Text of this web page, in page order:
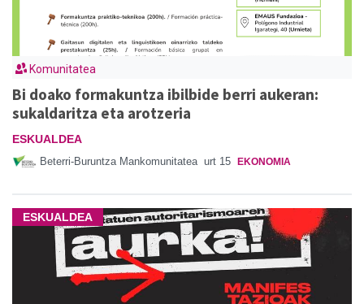
Komunitatea
Bi doako formakuntza ibilbide berri aukeran:
sukaldaritza eta arotzeria
ESKUALDEA
Beterri-Buruntza Mankomunitatea urt 15 EKONOMIA
ESKUALDEA